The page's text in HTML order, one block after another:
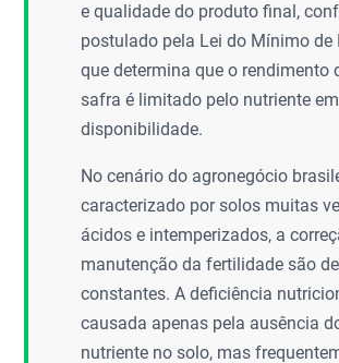
e qualidade do produto final,
postulado pela Lei do Mínimo de
que determina que o rendimento
safra é limitado pelo nutriente
disponibilidade.
No cenário do agronegócio
caracterizado por solos muitas
ácidos e intemperizados, a
manutenção da fertilidade são
constantes. A deficiência
causada apenas pela ausência
nutriente no solo, mas